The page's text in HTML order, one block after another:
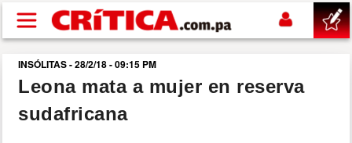
Pasar al contenido principal
buscar
SUCESOS
INSÓLITAS - 28/2/18 - 09:15 PM
Leona mata a mujer en reserva
sudafricana